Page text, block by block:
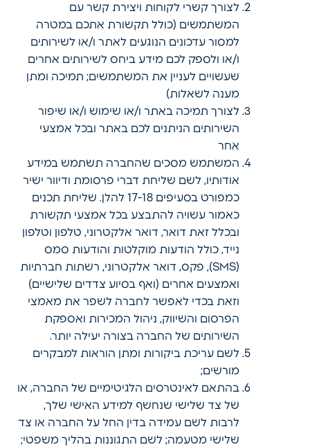
לצורך קשרי לקוחות ויצירת קשר עם
המשתמשים (כולל תקשורת אתכם במטרה
למסור עדכונים הנוגעים לאתר ו/או לשירותים
ו/או ולספק לכם מידע ביחס לשירותים אחרים
שעשויים לעניין את המשתמשים; תמיכה ומתן
מענה לשאלות)
לצורך תמיכה באתר ו/או שימוש ו/או שיפור
השירותים הניתנים לכם באתר ובכל אמצעי
אחר
המשתמש מסכים שהחברה תשתמש במידע
אודותיו, לשם שליחת דברי פרסומת ודיוור ישיר
כמפורט בסעיפים ‎17-‎18 להלן. שליחת תכנים
כאמור עשויה להתבצע בכל אמצעי תקשורת
ובכלל זאת דואר, דואר אלקטרוני, טלפון וטלפון
נייד, כולל הודעות מוקלטות והודעות סמס
(SMS), ‏פקס, דואר אלקטרוני, רשתות חברתיות
וזאת בכדי לאפשר לחברה לשפר את מאמצי
הפרסום והשיווק, ניהול המכירות ואספקת
השירותים של החברה בצורה יעילה יותר.
לשם עריכת ביקורות ומתן הוראות למבקרים
מורשים;
בהתאם לאינטרסים הלגיטימיים של החברה, או
של צד שלישי שנחשף למידע האישי שלך,
לרבות לשם עמידה בדין החל על החברה או צד
שלישי מטעמה; לשם התגוננות בהליך משפטי;